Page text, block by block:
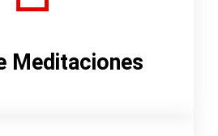
Meditaciones